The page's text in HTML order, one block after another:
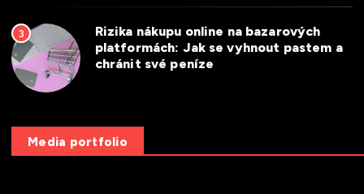
3
Rizika nákupu online na bazarových
platformách: Jak se vyhnout pastem a
chránit své peníze
Media portfolio